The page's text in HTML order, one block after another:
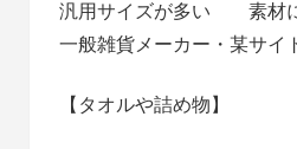
汎用サイズが多い 素材
一般雑貨メーカー・某サイ
【タオルや詰め物】